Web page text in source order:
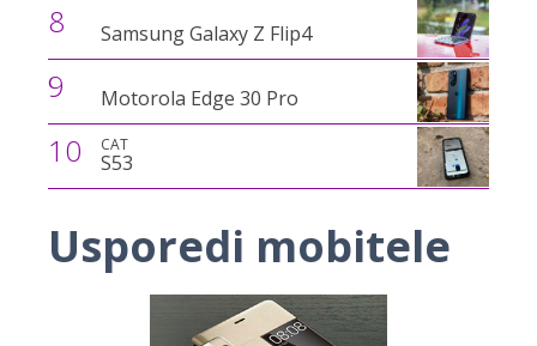
8 Samsung Galaxy Z Flip4
9 Motorola Edge 30 Pro
10 CAT
S53
Usporedi mobitele